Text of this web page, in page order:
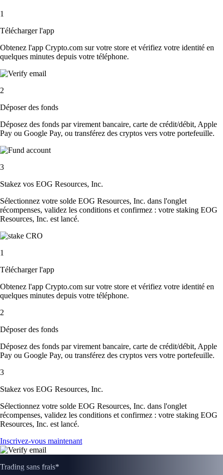
1
Télécharger l'app
Obtenez l'app Crypto.com sur votre store et vérifiez votre identité en
quelques minutes depuis votre téléphone.
2
Déposer des fonds
Déposez des fonds par virement bancaire, carte de crédit/débit, Apple
Pay ou Google Pay, ou transférez des cryptos vers votre portefeuille.
3
Stakez vos EOG Resources, Inc.
Sélectionnez votre solde EOG Resources, Inc. dans l'onglet
récompenses, validez les conditions et confirmez : votre staking EOG
Resources, Inc. est lancé.
1
Télécharger l'app
Obtenez l'app Crypto.com sur votre store et vérifiez votre identité en
quelques minutes depuis votre téléphone.
2
Déposer des fonds
Déposez des fonds par virement bancaire, carte de crédit/débit, Apple
Pay ou Google Pay, ou transférez des cryptos vers votre portefeuille.
3
Stakez vos EOG Resources, Inc.
Sélectionnez votre solde EOG Resources, Inc. dans l'onglet
récompenses, validez les conditions et confirmez : votre staking EOG
Resources, Inc. est lancé.
Inscrivez-vous maintenant
Trading sans frais*